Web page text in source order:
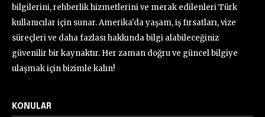
bilgilerini, rehberlik hizmetlerini ve merak edilenleri Türk
kullanıcılar için sunar. Amerika'da yaşam, iş fırsatları, vize
süreçleri ve daha fazlası hakkında bilgi alabileceğiniz
güvenilir bir kaynaktır. Her zaman doğru ve güncel bilgiye
ulaşmak için bizimle kalın!
KONULAR